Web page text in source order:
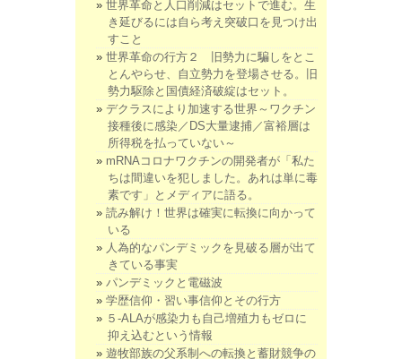
世界革命と人口削減はセットで進む。生
き延びるには自ら考え突破口を見つけ出
すこと
世界革命の行方２ 旧勢力に騙しをとこ
とんやらせ、自立勢力を登場させる。旧
勢力駆除と国債経済破綻はセット。
デクラスにより加速する世界～ワクチン
接種後に感染／DS大量逮捕／富裕層は
所得税を払っていない～
mRNAコロナワクチンの開発者が「私た
ちは間違いを犯しました。あれは単に毒
素です」とメディアに語る。
読み解け！世界は確実に転換に向かって
いる
人為的なパンデミックを見破る層が出て
きている事実
パンデミックと電磁波
学歴信仰・習い事信仰とその行方
５-ALAが感染力も自己増殖力もゼロに
抑え込むという情報
遊牧部族の父系制への転換と蓄財競争の